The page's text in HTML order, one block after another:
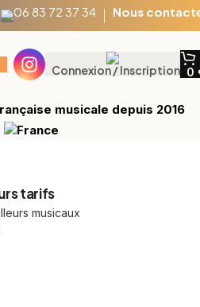
06 83 72 37 34 Nous
Connexion / Inscription 0
musicale depuis 2016
tarifs
musicaux